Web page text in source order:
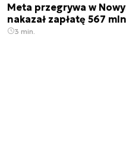
Meta przegrywa w
nakazał zapłatę 567
3 min.